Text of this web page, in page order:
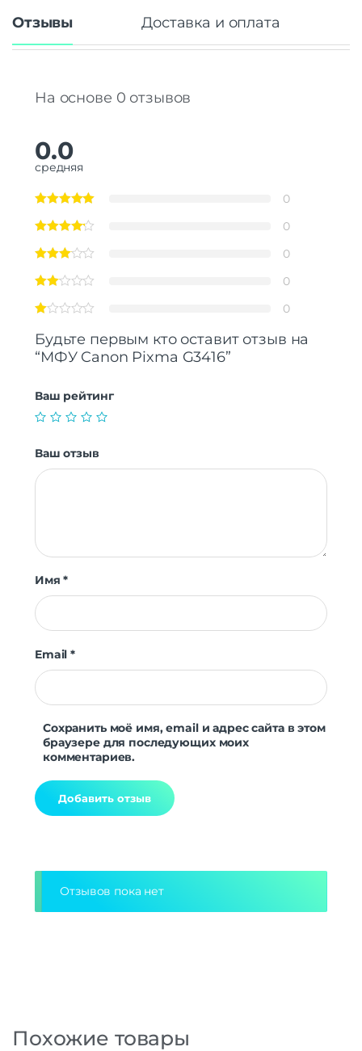
Отзывы Доставка и оплата
На основе 0 отзывов
0.0
средняя
0
0
0
0
0
Будьте первым кто оставит отзыв на
“МФУ Canon Pixma G3416”
Ваш рейтинг
Ваш отзыв
Имя*
Email*
Сохранить моё имя, email и адрес сайта в этом
браузере для последующих моих
комментариев.
Отзывов пока нет
Похожие товары